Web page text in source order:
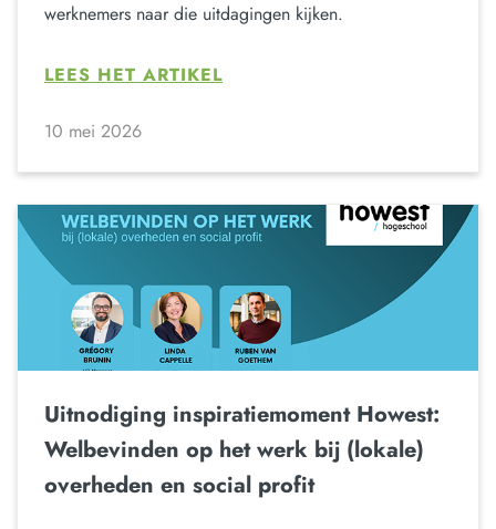
werknemers naar die uitdagingen kijken.
LEES HET ARTIKEL
10 mei 2026
Uitnodiging inspiratiemoment Howest:
Welbevinden op het werk bij (lokale)
overheden en social profit